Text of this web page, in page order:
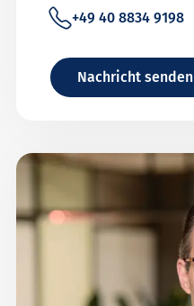
+49 40 8834 9198
Nachricht senden